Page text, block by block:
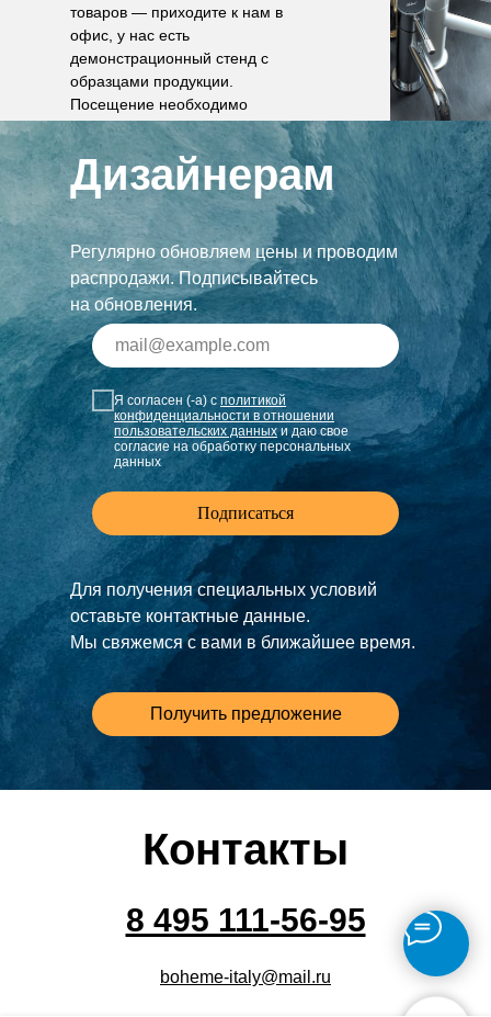
товаров — приходите к нам в
офис, у нас есть
демонстрационный стенд с
образцами продукции.
Посещение необходимо
согласовать по телефону.
Дизайнерам
Регулярно обновляем цены и проводим
распродажи. Подписывайтесь
на обновления.
Я согласен (-а) с политикой
конфиденциальности в отношении
пользовательских данныхи даю свое
согласие на обработку персональных
данных
Подписаться
Для получения специальных условий
оставьте контактные данные.
Мы свяжемся с вами в ближайшее время.
Получить предложение
Контакты
8 495 111-56-95
boheme-italy@mail.ru